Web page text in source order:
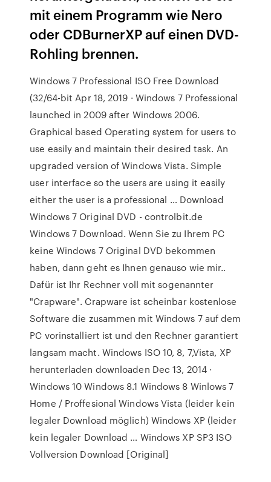
mit einem Programm wie Nero
oder CDBurnerXP auf einen DVD-
Rohling brennen.
Windows 7 Professional ISO Free Download
(32/64-bit Apr 18, 2019 · Windows 7 Professional
launched in 2009 after Windows 2006.
Graphical based Operating system for users to
use easily and maintain their desired task. An
upgraded version of Windows Vista. Simple
user interface so the users are using it easily
either the user is a professional … Download
Windows 7 Original DVD - controlbit.de
Windows 7 Download. Wenn Sie zu Ihrem PC
keine Windows 7 Original DVD bekommen
haben, dann geht es Ihnen genauso wie mir..
Dafür ist Ihr Rechner voll mit sogenannter
"Crapware". Crapware ist scheinbar kostenlose
Software die zusammen mit Windows 7 auf dem
PC vorinstalliert ist und den Rechner garantiert
langsam macht. Windows ISO 10, 8, 7,Vista, XP
herunterladen downloaden Dec 13, 2014 ·
Windows 10 Windows 8.1 Windows 8 Winlows 7
Home / Proffesional Windows Vista (leider kein
legaler Download möglich) Windows XP (leider
kein legaler Download … Windows XP SP3 ISO
Vollversion Download [Original]